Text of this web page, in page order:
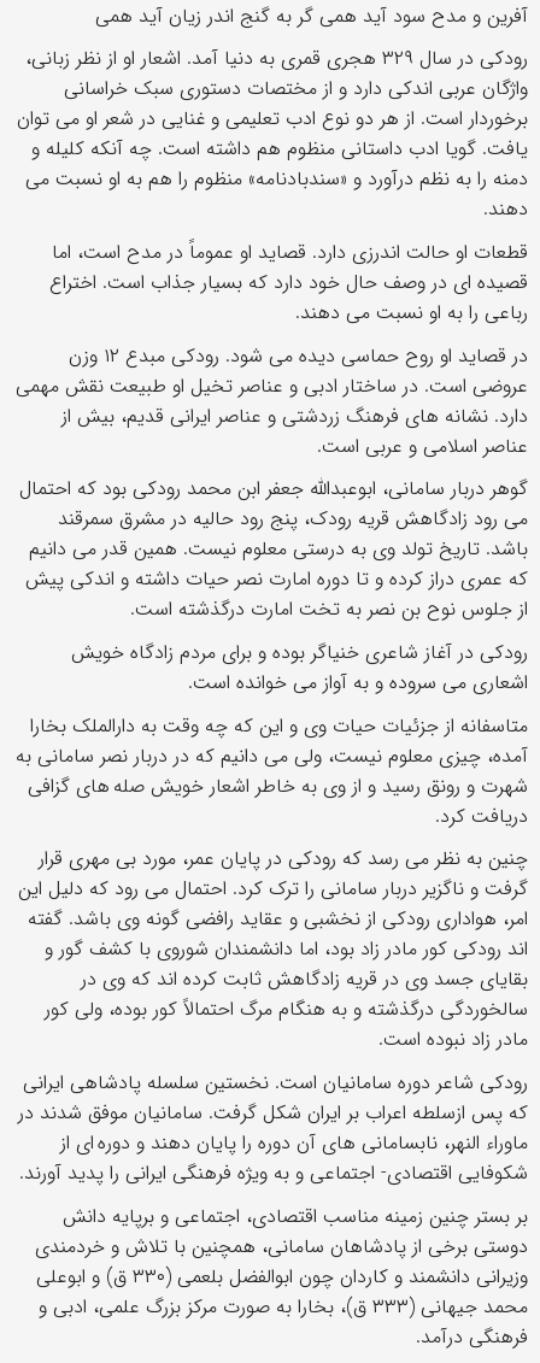
آفرین و مدح سود آید همی گر به گنج اندر زیان آید همی
رودکی در سال ۳۲۹ هجری قمری به دنیا آمد. اشعار او از نظر زبانی،
واژگان عربی اندکی دارد و از مختصات دستوری سبک خراسانی
برخوردار است. از هر دو نوع ادب تعلیمی و غنایی در شعر او می توان
یافت. گویا ادب داستانی منظوم هم داشته است. چه آنکه کلیله و
دمنه را به نظم درآورد و «سندبادنامه» منظوم را هم به او نسبت می
دهند.
قطعات او حالت اندرزی دارد. قصاید او عموماً در مدح است، اما
قصیده ای در وصف حال خود دارد که بسیار جذاب است. اختراع
رباعی را به او نسبت می دهند.
در قصاید او روح حماسی دیده می شود. رودکی مبدع ۱۲ وزن
عروضی است. در ساختار ادبی و عناصر تخیل او طبیعت نقش مهمی
دارد. نشانه های فرهنگ زردشتی و عناصر ایرانی قدیم، بیش از
عناصر اسلامی و عربی است.
گوهر دربار سامانی، ابوعبدالله جعفر ابن محمد رودکی بود که احتمال
می رود زادگاهش قریه رودک، پنج رود حالیه در مشرق سمرقند
باشد. تاریخ تولد وی به درستی معلوم نیست. همین قدر می دانیم
که عمری دراز کرده و تا دوره امارت نصر حیات داشته و اندکی پیش
از جلوس نوح بن نصر به تخت امارت درگذشته است.
رودکی در آغاز شاعری خنیاگر بوده و برای مردم زادگاه خویش
اشعاری می سروده و به آواز می خوانده است.
متاسفانه از جزئیات حیات وی و این که چه وقت به دارالملک بخارا
آمده، چیزی معلوم نیست، ولی می دانیم که در دربار نصر سامانی به
شهرت و رونق رسید و از وی به خاطر اشعار خویش صله های گزافی
دریافت کرد.
چنین به نظر می رسد که رودکی در پایان عمر، مورد بی مهری قرار
گرفت و ناگزیر دربار سامانی را ترک کرد. احتمال می رود که دلیل این
امر، هواداری رودکی از نخشبی و عقاید رافضی گونه وی باشد. گفته
اند رودکی کور مادر زاد بود، اما دانشمندان شوروی با کشف گور و
بقایای جسد وی در قریه زادگاهش ثابت کرده اند که وی در
سالخوردگی درگذشته و به هنگام مرگ احتمالاً کور بوده، ولی کور
مادر زاد نبوده است.
رودکی شاعر دوره سامانیان است. نخستین سلسله پادشاهی ایرانی
که پس ازسلطه اعراب بر ایران شکل گرفت. سامانیان موفق شدند در
ماوراء النهر، نابسامانی های آن دوره را پایان دهند و دوره ای از
شکوفایی اقتصادی- اجتماعی و به ویژه فرهنگی ایرانی را پدید آورند.
بر بستر چنین زمینه مناسب اقتصادی، اجتماعی و برپایه دانش
دوستی برخی از پادشاهان سامانی، همچنین با تلاش و خردمندی
وزیرانی دانشمند و کاردان چون ابوالفضل بلعمی (۳۳۰ ق) و ابوعلی
محمد جیهانی (۳۳۳ ق)، بخارا به صورت مرکز بزرگ علمی، ادبی و
فرهنگی درآمد.